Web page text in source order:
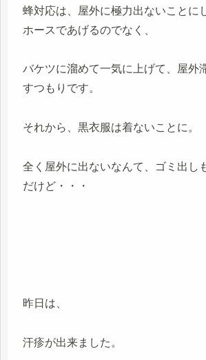
蜂対応は、屋外に極力出ないことに
ホースであげるのでなく、
バケツに溜めて一気に上げて、屋外
すつもりです。
それから、黒衣服は着ないことに。
全く屋外に出ないなんて、ゴミ出し
だけど・・・
昨日は、
汗疹が出来ました。